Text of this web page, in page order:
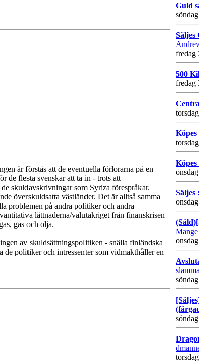
är förstås att de eventuella förlorarna på en
de flesta svenskar att ta in - trots att
skuldavskrivningar som Syriza förespråkar.
överskuldsatta västländer. Det är alltså samma
problemen på andra politiker och andra
lättnaderna/valutakriget från finanskrisen
gas och olja.
av skuldsättningspolitiken - snälla finländska
politiker och intressenter som vidmakthåller en
Guld
Säljes
fredag
500
fredag
Mange